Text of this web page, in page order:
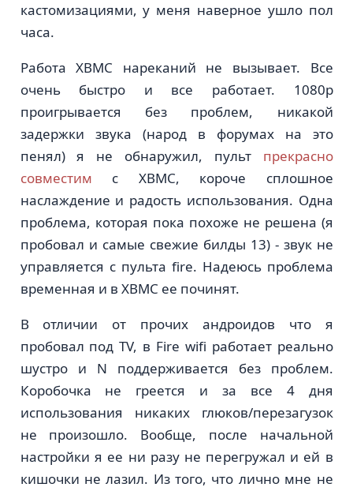
кастомизациями, у меня наверное ушло пол
часа.
Работа XBMC нареканий не вызывает. Все
очень быстро и все работает. 1080p
проигрывается без проблем, никакой
задержки звука (народ в форумах на это
пенял) я не обнаружил, пульт прекрасно
совместим с XBMC, короче сплошное
наслаждение и радость использования. Одна
проблема, которая пока похоже не решена (я
пробовал и самые свежие билды 13) - звук не
управляется с пульта fire. Надеюсь проблема
временная и в XBMC ее починят.
В отличии от прочих андроидов что я
пробовал под TV, в Fire wifi работает реально
шустро и N поддерживается без проблем.
Коробочка не греется и за все 4 дня
использования никаких глюков/перезагузок
не произошло. Вообще, после начальной
настройки я ее ни разу не перегружал и ей в
кишочки не лазил. Из того, что лично мне не